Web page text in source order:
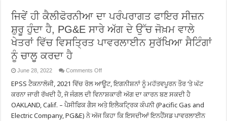
ਜਿਵੇਂ ਹੀ ਕੈਲੀਫੋਰਨੀਆ ਦਾ ਪਰੰਪਰਾਗਤ ਫਾਇਰ ਸੀਜ਼ਨ
ਸ਼ੁਰੂ ਹੁੰਦਾ ਹੈ, PG&E ਸਾਰੇ ਅੱਗ ਦੇ ਉੱਚ ਜੋਖ਼ਮ ਵਾਲੇ
ਖੇਤਰਾਂ ਵਿੱਚ ਵਿਸਤ੍ਰਿਤ ਪਾਵਰਲਾਈਨ ਸੁਰੱਖਿਆ ਸੈਟਿੰਗਾਂ
ਨੂੰ ਚਾਲੂ ਕਰਦਾ ਹੈ
June 28, 2022 Comments Offon
ਹੀ
ਕੈਲੀਫੋਰਨੀਆ
ਦਾ
ਪਰੰਪਰਾਗਤ
ਫਾਇਰ
ਸੀਜ਼ਨ
EPSS ਟੈਕਨਾਲੋਜੀ, 2021 ਵਿੱਚ ਰੋਲ ਆਊਟ, ਇਗਨੀਸ਼ਨਾਂ ਨੂੰ ਮਹੱਤਵਪੂਰਨ ਤੌਰ ‘ਤੇ ਘੱਟ
ਕਰਨਾ ਜਾਰੀ ਰੱਖਦੀ ਹੈ, ਜੋ ਜੰਗਲ ਦੀ ਵਿਨਾਸ਼ਕਾਰੀ ਅੱਗ ਦਾ ਕਾਰਨ ਬਣ ਸਕਦੀ ਹੈ
OAKLAND, Calif. – ਪੈਸੀਫਿਕ ਗੈਸ ਅਤੇ ਇਲੈਕਟ੍ਰਿਕ ਕੰਪਨੀ (Pacific Gas and
Electric Company, PG&E) ਨੇ ਅੱਜ ਕਿਹਾ ਕਿ ਇਸਦੀਆਂ ਇਨਹੈਂਸਡ ਪਾਵਰਲਾਈਨ